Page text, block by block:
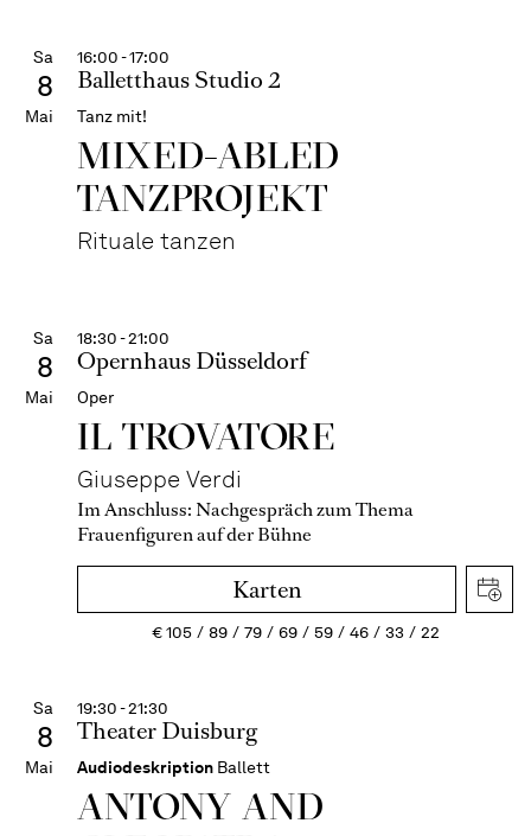
Sa
8
Mai
16:00 - 17:00
Balletthaus Studio 2
Tanz mit!
MIXED-ABLED
TANZPROJEKT
Rituale tanzen
Sa
8
Mai
18:30 - 21:00
Opernhaus Düsseldorf
Oper
IL TROVA­TORE
Giuseppe Verdi
Im Anschluss:Nachgespräch zum Thema
Frauenfiguren auf der Bühne
Karten
€105 89 79 69 59 46 33 22
Sa
8
Mai
19:30 - 21:30
Theater Duisburg
Audiodeskription Ballett
ANTONY AND